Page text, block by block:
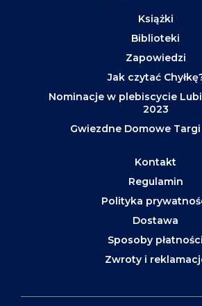
Książki
Biblioteki
Zapowiedzi
Jak czytać
Nominacje w plebiscycie
2023
Gwiezdne Domowe Targi
Kontakt
Regulamin
Polityka
Dostawa
Sposoby płatności
Zwroty i